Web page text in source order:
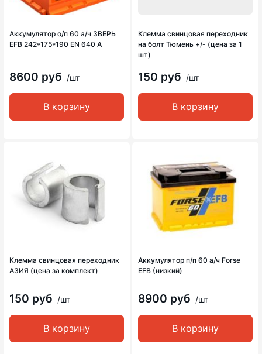
Аккумулятор о/п 60 а/ч ЗВЕРЬ
EFB 242*175*190 EN 640 A
8600 руб /шт
В корзину
Клемма свинцовая переходник
на болт Тюмень +/- (цена за 1
шт)
150 руб /шт
В корзину
Клемма свинцовая переходник
АЗИЯ (цена за комплект)
150 руб /шт
В корзину
Аккумулятор п/п 60 а/ч Forse
EFB (низкий)
8900 руб /шт
В корзину